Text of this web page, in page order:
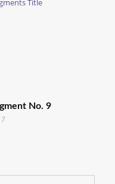
No. 9